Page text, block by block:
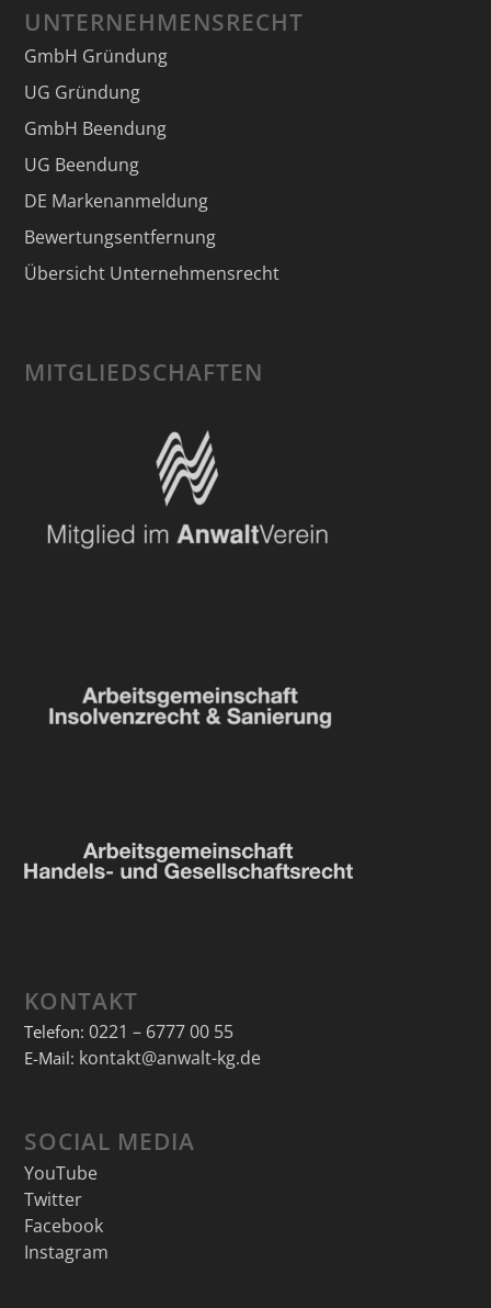
UNTERNEHMENSRECHT
GmbH Gründung
UG Gründung
GmbH Beendung
UG Beendung
DE Markenanmeldung
Bewertungsentfernung
Übersicht Unternehmensrecht
MITGLIEDSCHAFTEN
KONTAKT
Telefon: 0221 – 6777 00 55
E-Mail: kontakt@anwalt-kg.de
SOCIAL MEDIA
YouTube
Twitter
Facebook
Instagram